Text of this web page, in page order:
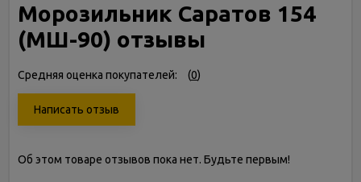
Морозильник Саратов 154
(МШ-90) отзывы
Средняя оценка покупателей: (0)
Написать отзыв
Об этом товаре отзывов пока нет. Будьте первым!